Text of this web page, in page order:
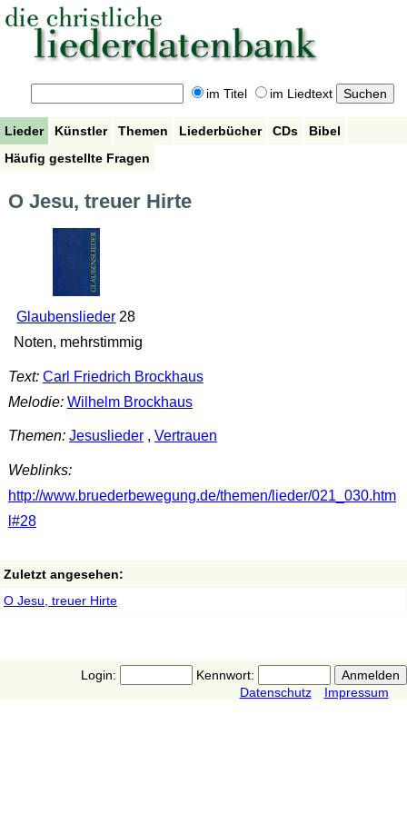
im Titel im Liedtext
Lieder Künstler Themen Liederbücher CDs
Bibel
Häufig gestellte Fragen
O Jesu, treuer Hirte
Glaubenslieder 28
Noten, mehrstimmig
Text: Carl Friedrich Brockhaus
Melodie: Wilhelm Brockhaus
Themen: Jesuslieder, Vertrauen
Weblinks:
http://www.bruederbewegung.de/themen/lieder/021_030.htm
l#28
Zuletzt angesehen:
O Jesu, treuer Hirte
Login:
Kennwort:
Datenschutz
Impressum